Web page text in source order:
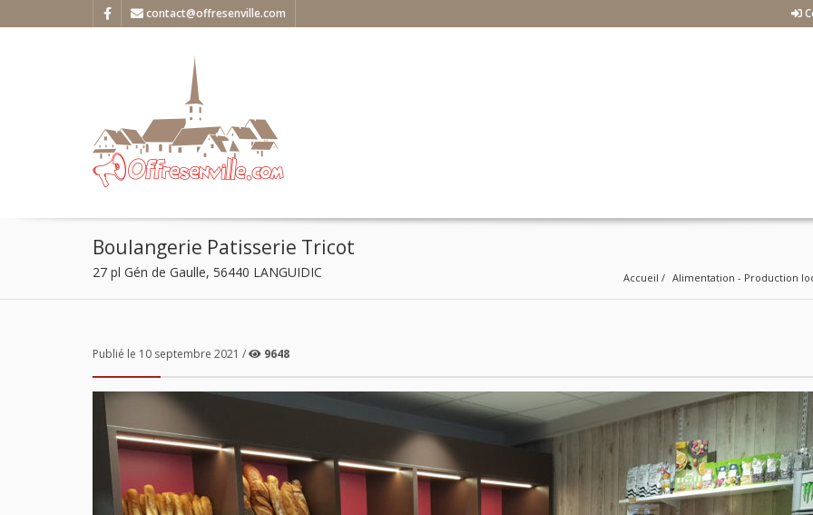
contact@offresenville.com
Boulangerie Patisserie Tricot
27 pl Gén de Gaulle, 56440 LANGUIDIC Accueil Alimentation - Production
Publié le 10 septembre 2021 / 9648